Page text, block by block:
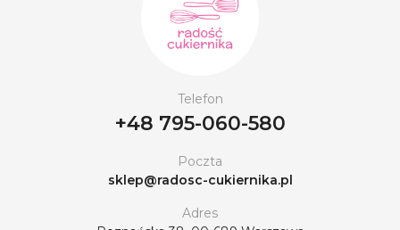
Telefon
+48 795-060-580
Poczta
sklep@radosc-cukiernika.pl
Adres